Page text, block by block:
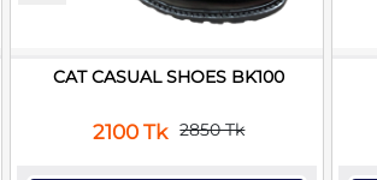
CAT CASUAL SHOES BK100
2100 Tk 2850 Tk